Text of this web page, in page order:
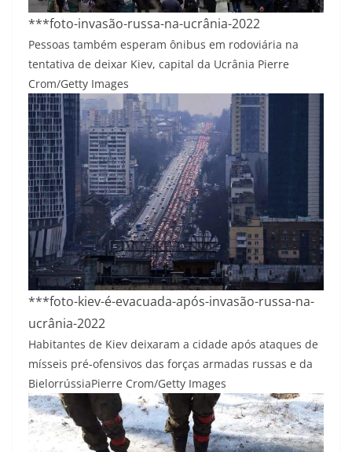
***foto-invasão-russa-na-ucrânia-2022
Pessoas também esperam ônibus em rodoviária na
tentativa de deixar Kiev, capital da Ucrânia Pierre
Crom/Getty Images
***foto-kiev-é-evacuada-após-invasão-russa-na-
ucrânia-2022
Habitantes de Kiev deixaram a cidade após ataques de
mísseis pré-ofensivos das forças armadas russas e da
BielorrússiaPierre Crom/Getty Images